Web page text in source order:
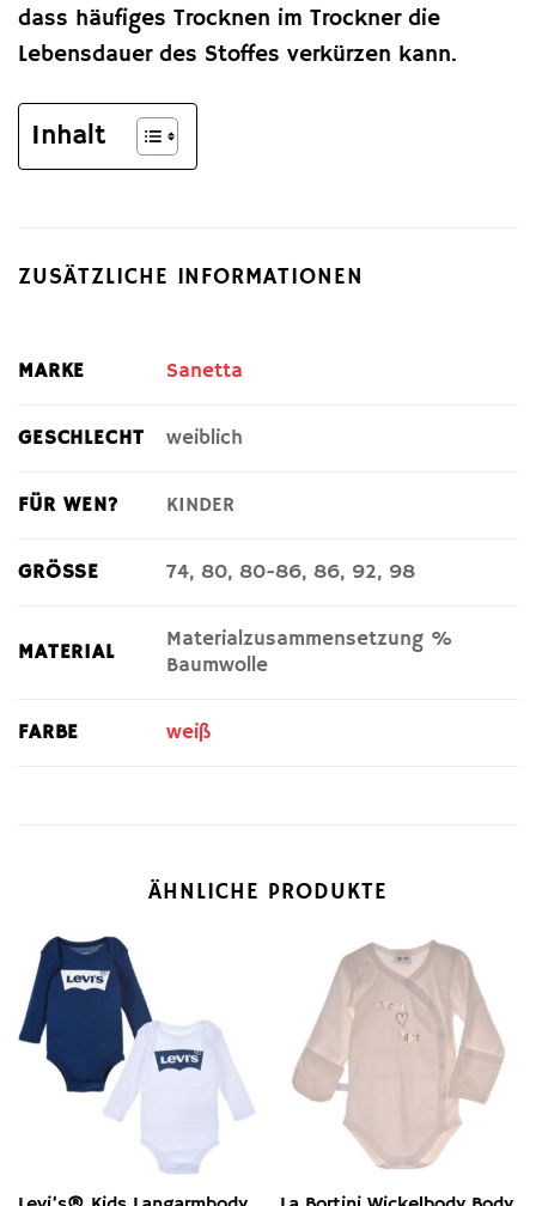
dass häufiges Trocknen im Trockner die
Lebensdauer des Stoffes verkürzen kann.
Inhalt
ZUSÄTZLICHE INFORMATIONEN
MARKE Sanetta
GESCHLECHT weiblich
FÜR WEN? KINDER
GRÖSSE 74, 80, 80-86, 86, 92, 98
MATERIAL
Materialzusammensetzung %
Baumwolle
FARBE weiß
ÄHNLICHE PRODUKTE